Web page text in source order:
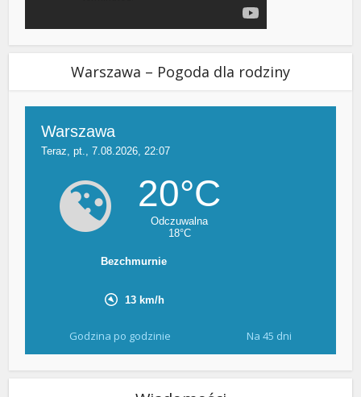
Warszawa – Pogoda dla rodziny
Godzina po godzinie Na 45 dni